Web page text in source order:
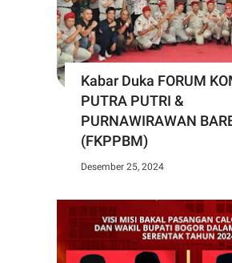
Kabar Duka FORUM
PUTRA PUTRI &
PURNAWIRAWAN
(FKPPBM)
Desember 25, 2024